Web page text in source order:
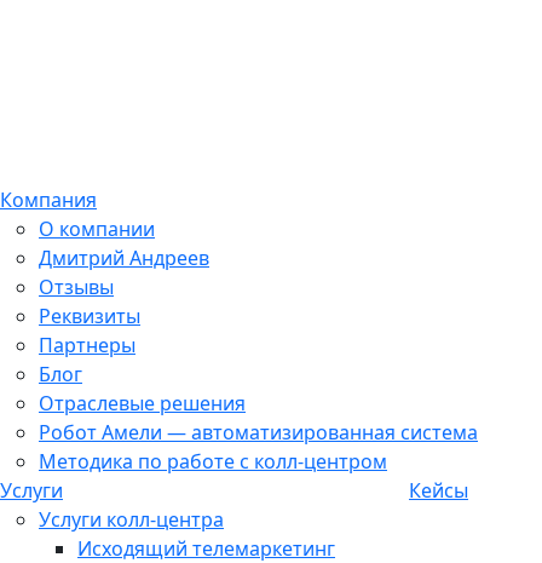
Компания
О компании
Дмитрий Андреев
Отзывы
Реквизиты
Партнеры
Блог
Отраслевые решения
Робот Амели — автоматизированная система
Методика по работе с колл-центром
Услуги
Услуги колл-центра
Исходящий телемаркетинг
Кейсы